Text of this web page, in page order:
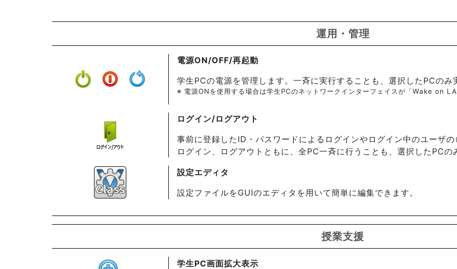
運用・管理
電源ON/OFF/再起動
学生PCの電源を管理します。一斉に実行することも、選択したPCのみ
※ 電源ONを使用する場合は学生PCのネットワークインターフェイスが「Wake on
ログイン/ログアウト
事前に登録したID・パスワードによるログインやログイン中のユーザの
ログイン、ログアウトともに、全PC一斉に行うことも、選択したPCの
設定エディタ
設定ファイルをGUIのエディタを用いて簡単に編集できます。
授業支援
学生PC画面拡大表示